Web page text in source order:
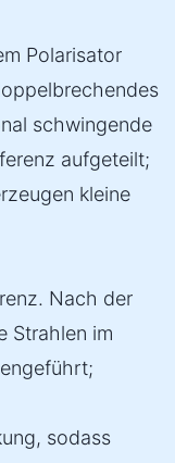
Polarisator
schwingende
aufgeteilt;
kleine
Nach der
Strahlen im
sodass